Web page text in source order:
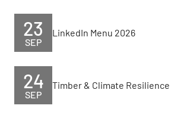
SEP
23 LinkedIn Menu 2026
SEP
24 Timber & Climate